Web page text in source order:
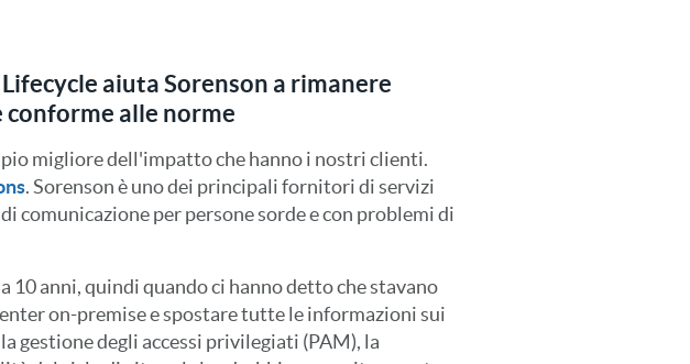
aiuta Sorenson a rimanere
alle norme
migliore dell'impatto che hanno i nostri clienti.
. Sorenson è uno dei principali fornitori di servizi
comunicazione per persone sorde e con problemi di
10 anni, quindi quando ci hanno detto che stavano
on-premise e spostare tutte le informazioni sui
gestione degli accessi privilegiati (PAM), la